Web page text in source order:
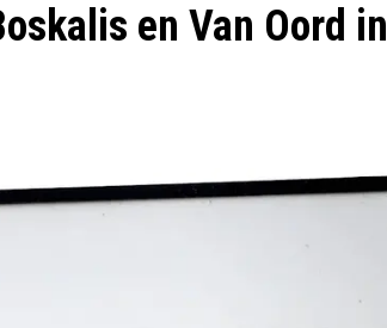
en Van Oord in